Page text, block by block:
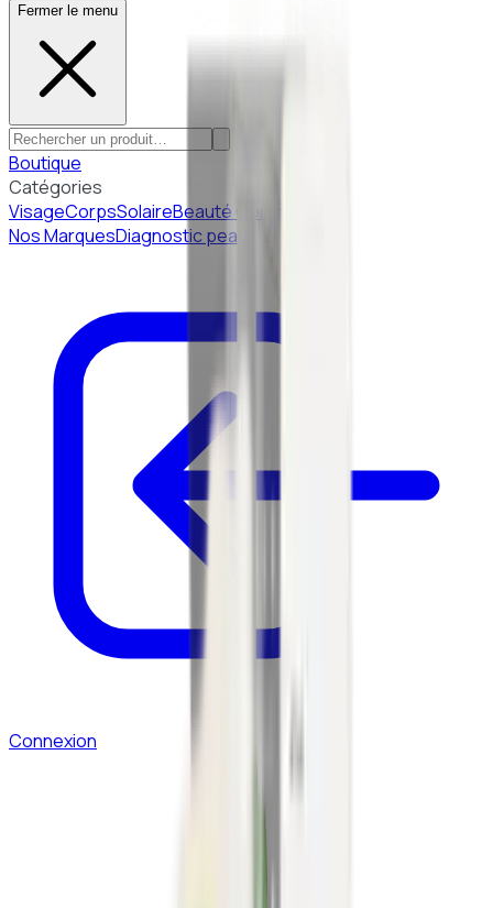
Fermer le menu
Boutique
Catégories
VisageCorpsSolaireBeauté Coréenne
Nos MarquesDiagnostic peau
Connexion